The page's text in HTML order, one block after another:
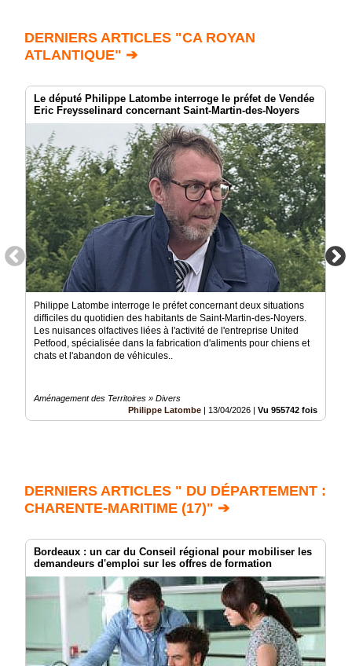
DERNIERS ARTICLES "CA ROYAN
ATLANTIQUE" ➔
Le député Philippe Latombe interroge le préfet de Vendée
Eric Freysselinard concernant Saint-Martin-des-Noyers
Philippe Latombe interroge le préfet concernant deux situations
difficiles du quotidien des habitants de Saint-Martin-des-Noyers.
Les nuisances olfactives liées à l'activité de l'entreprise United
Petfood, spécialisée dans la fabrication d'aliments pour chiens et
chats et l'abandon de véhicules..
Aménagement des Territoires » Divers
Philippe Latombe
13/04/2026 Vu 955742 fois
DERNIERS ARTICLES " DU DÉPARTEMENT :
CHARENTE-MARITIME (17)" ➔
Bordeaux : un car du Conseil régional pour mobiliser les
demandeurs d'emploi sur les offres de formation